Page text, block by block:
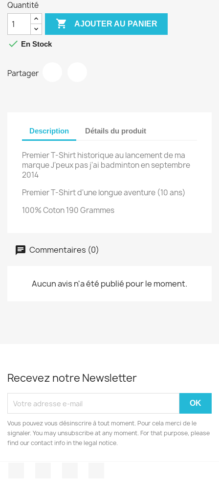
Quantité
 AJOUTER AU PANIER
 En Stock
Partager
Description Détails du produit
Premier T-Shirt historique au lancement de ma
marque J'peux pas j'ai badminton en septembre
2014
Premier T-Shirt d'une longue aventure (10 ans)
100% Coton 190 Grammes
Commentaires (0)
Aucun avis n'a été publié pour le moment.
Recevez notre Newsletter
Vous pouvez vous désinscrire à tout moment. Pour cela merci de le
signaler. You may unsubscribe at any moment. For that purpose, please
find our contact info in the legal notice.